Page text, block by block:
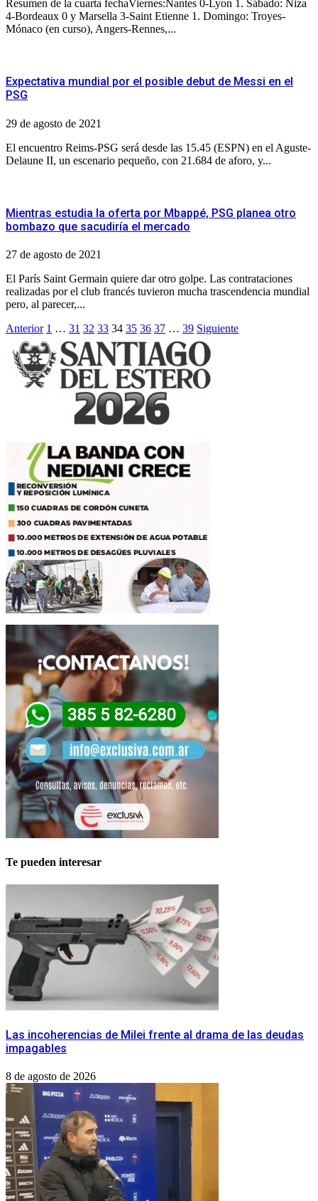
Resumen de la cuarta fechaViernes:Nantes 0-Lyon 1. Sábado: Niza
4-Bordeaux 0 y Marsella 3-Saint Etienne 1. Domingo: Troyes-
Mónaco (en curso), Angers-Rennes,...
Expectativa mundial por el posible debut de Messi en el
PSG
29 de agosto de 2021
El encuentro Reims-PSG será desde las 15.45 (ESPN) en el Aguste-
Delaune II, un escenario pequeño, con 21.684 de aforo, y...
Mientras estudia la oferta por Mbappé, PSG planea otro
bombazo que sacudiría el mercado
27 de agosto de 2021
El París Saint Germain quiere dar otro golpe. Las contrataciones
realizadas por el club francés tuvieron mucha trascendencia mundial
pero, al parecer,...
Paginación
de
entradas
Anterior 1 … 31 32 33 34 35 36 37 … 39 Siguiente
Te pueden interesar
Las incoherencias de Milei frente al drama de las deudas
impagables
8 de agosto de 2026